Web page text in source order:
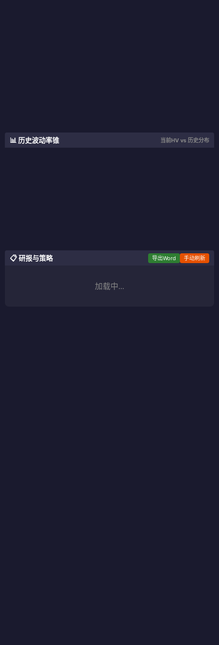
📊 历史波动率锥 当前HV vs 历史分布
📋 研报与策略 导出Word 手动刷新
加载中...